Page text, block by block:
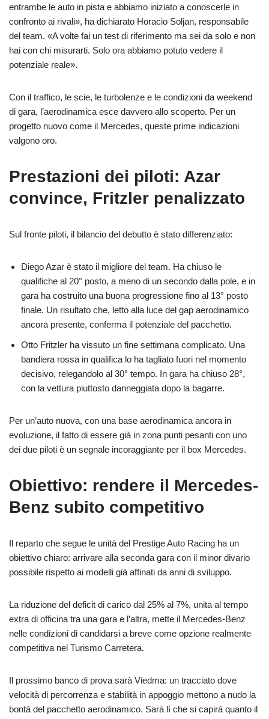
entrambe le auto in pista e abbiamo iniziato a conoscerle in
confronto ai rivali», ha dichiarato Horacio Soljan, responsabile
del team. «A volte fai un test di riferimento ma sei da solo e non
hai con chi misurarti. Solo ora abbiamo potuto vedere il
potenziale reale».
Con il traffico, le scie, le turbolenze e le condizioni da weekend
di gara, l’aerodinamica esce davvero allo scoperto. Per un
progetto nuovo come il Mercedes, queste prime indicazioni
valgono oro.
Prestazioni dei piloti: Azar
convince, Fritzler penalizzato
Sul fronte piloti, il bilancio del debutto è stato differenziato:
Diego Azar è stato il migliore del team. Ha chiuso le
qualifiche al 20° posto, a meno di un secondo dalla pole, e in
gara ha costruito una buona progressione fino al 13° posto
finale. Un risultato che, letto alla luce del gap aerodinamico
ancora presente, conferma il potenziale del pacchetto.
Otto Fritzler ha vissuto un fine settimana complicato. Una
bandiera rossa in qualifica lo ha tagliato fuori nel momento
decisivo, relegandolo al 30° tempo. In gara ha chiuso 28°,
con la vettura piuttosto danneggiata dopo la bagarre.
Per un’auto nuova, con una base aerodinamica ancora in
evoluzione, il fatto di essere già in zona punti pesanti con uno
dei due piloti è un segnale incoraggiante per il box Mercedes.
Obiettivo: rendere il Mercedes-
Benz subito competitivo
Il reparto che segue le unità del Prestige Auto Racing ha un
obiettivo chiaro: arrivare alla seconda gara con il minor divario
possibile rispetto ai modelli già affinati da anni di sviluppo.
La riduzione del deficit di carico dal 25% al 7%, unita al tempo
extra di officina tra una gara e l’altra, mette il Mercedes-Benz
nelle condizioni di candidarsi a breve come opzione realmente
competitiva nel Turismo Carretera.
Il prossimo banco di prova sarà Viedma: un tracciato dove
velocità di percorrenza e stabilità in appoggio mettono a nudo la
bontà del pacchetto aerodinamico. Sarà lì che si capirà quanto il